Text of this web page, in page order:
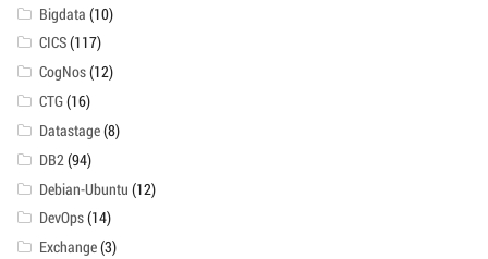
Bigdata (10)
CICS(117)
CogNos(12)
CTG(16)
Datastage(8)
DB2(94)
Debian-Ubuntu (12)
DevOps(14)
Exchange(3)